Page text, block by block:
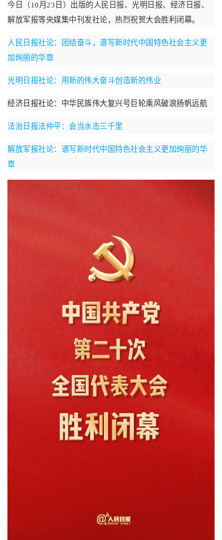
今日（10月23日）出版的人民日报、光明日报、经济日报、
解放军报等央媒集中刊发社论，热烈祝贺大会胜利闭幕。
人民日报社论：团结奋斗，谱写新时代中国特色社会主义更
加绚丽的华章
光明日报社论：用新的伟大奋斗创造新的伟业
经济日报社论：中华民族伟大复兴号巨轮乘风破浪扬帆远航
法治日报法仲平：会当水击三千里
解放军报社论：谱写新时代中国特色社会主义更加绚丽的华
章